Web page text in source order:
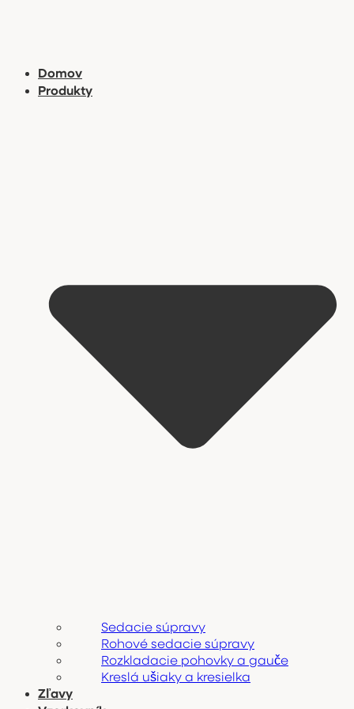
Domov
Produkty
Sedacie súpravy
Rohové sedacie súpravy
Rozkladacie pohovky a gauče
Kreslá ušiaky a kresielka
Zľavy